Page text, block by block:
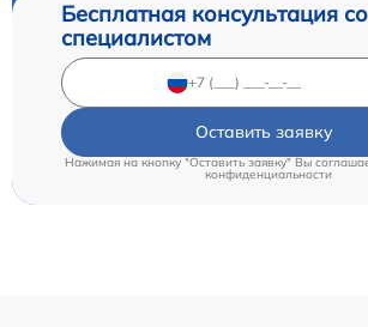
Бесплатная консультация со
специалистом
Оставить заявку
Нажимая на кнопку "Оставить заявку" Вы
конфиденциальности